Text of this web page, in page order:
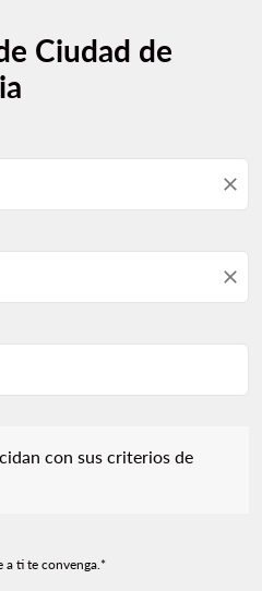
Ciudad de
close
close
con sus criterios de
a ti te convenga.*